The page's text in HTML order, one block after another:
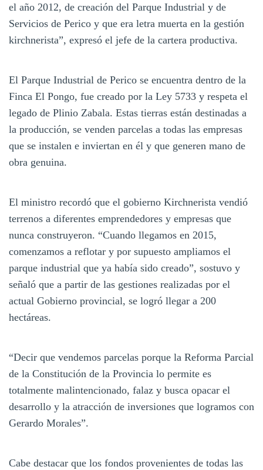
el año 2012, de creación del Parque Industrial y de
Servicios de Perico y que era letra muerta en la gestión
kirchnerista”, expresó el jefe de la cartera productiva.
El Parque Industrial de Perico se encuentra dentro de la
Finca El Pongo, fue creado por la Ley 5733 y respeta el
legado de Plinio Zabala. Estas tierras están destinadas a
la producción, se venden parcelas a todas las empresas
que se instalen e inviertan en él y que generen mano de
obra genuina.
El ministro recordó que el gobierno Kirchnerista vendió
terrenos a diferentes emprendedores y empresas que
nunca construyeron. “Cuando llegamos en 2015,
comenzamos a reflotar y por supuesto ampliamos el
parque industrial que ya había sido creado”, sostuvo y
señaló que a partir de las gestiones realizadas por el
actual Gobierno provincial, se logró llegar a 200
hectáreas.
“Decir que vendemos parcelas porque la Reforma Parcial
de la Constitución de la Provincia lo permite es
totalmente malintencionado, falaz y busca opacar el
desarrollo y la atracción de inversiones que logramos con
Gerardo Morales”.
Cabe destacar que los fondos provenientes de todas las